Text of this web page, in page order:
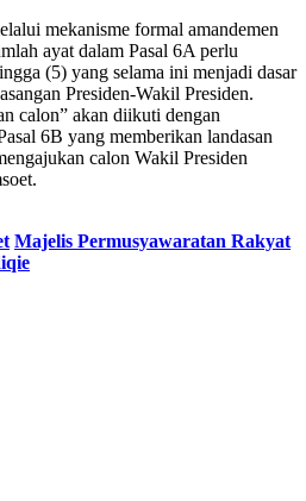
mekanisme formal amandemen
ayat dalam Pasal 6A perlu
(5) yang selama ini menjadi dasar
Presiden-Wakil Presiden.
calon” akan diikuti dengan
6B yang memberikan landasan
calon Wakil Presiden
Majelis Permusyawaratan Rakyat